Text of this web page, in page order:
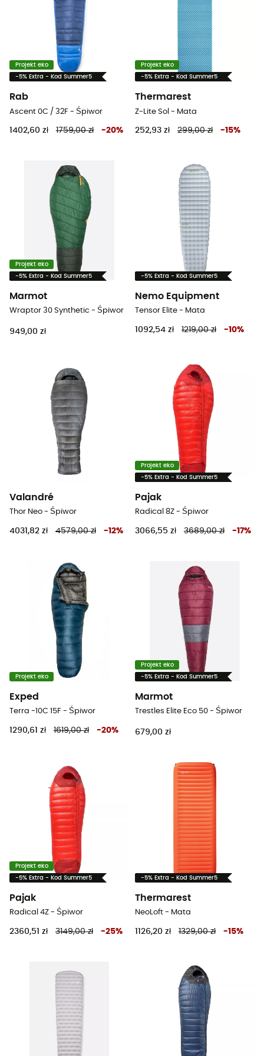
Projekt eko
-5% Extra - Kod Summer5
Rab
Ascent 0C / 32F - Śpiwor
1402,60 zł 1759,00 zł -20%
Projekt eko
-5% Extra - Kod Summer5
Thermarest
Z-Lite Sol - Mata
252,93 zł 299,00 zł -15%
Projekt eko
-5% Extra - Kod Summer5
Marmot
Wraptor 30 Synthetic - Śpiwor
949,00 zł
-5% Extra - Kod Summer5
Nemo Equipment
Tensor Elite - Mata
1092,54 zł 1219,00 zł -10%
Valandré
Thor Neo - Śpiwor
4031,82 zł 4579,00 zł -12%
Projekt eko
-5% Extra - Kod Summer5
Pajak
Radical 8Z - Śpiwor
3066,55 zł 3689,00 zł -17%
Projekt eko
Exped
Terra -10C 15F - Śpiwor
1290,61 zł 1619,00 zł -20%
Projekt eko
-5% Extra - Kod Summer5
Marmot
Trestles Elite Eco 50 - Śpiwor
679,00 zł
Projekt eko
-5% Extra - Kod Summer5
Pajak
Radical 4Z - Śpiwor
2360,51 zł 3149,00 zł -25%
-5% Extra - Kod Summer5
Thermarest
NeoLoft - Mata
1126,20 zł 1329,00 zł -15%